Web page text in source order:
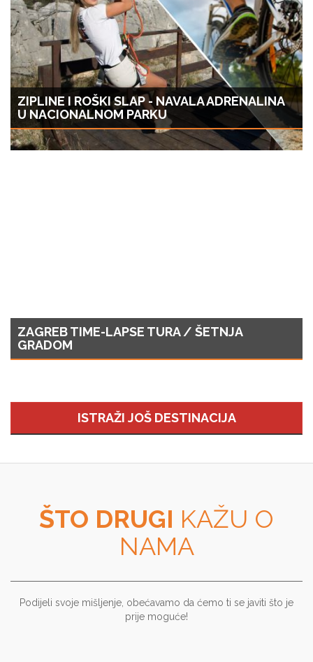
ZIPLINE I ROŠKI SLAP - NAVALA ADRENALINA
U NACIONALNOM PARKU
ZAGREB TIME-LAPSE TURA / ŠETNJA
GRADOM
ISTRAŽI JOŠ DESTINACIJA
ŠTO DRUGI KAŽU O
NAMA
Podijeli svoje mišljenje, obećavamo da ćemo ti se javiti što je
prije moguće!